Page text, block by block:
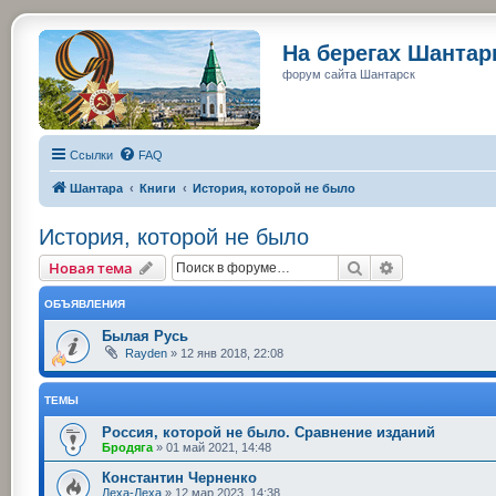
На берегах
форум сайта Шантарск
Ссылки FAQ
Шантара Книги История, которой не было
История, которой не было
Новая тема Поиск
ОБЪЯВЛЕНИЯ
Былая Русь
Rayden » 12 янв 2018, 22:08
ТЕМЫ
Россия, которой не было. Сравнение изданий
Бродяга » 01 май 2021, 14:48
Константин Черненко
Леха-Леха » 12 мар 2023, 14:38